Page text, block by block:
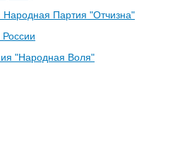
Народная Партия "Отчизна"
"Народная Воля"